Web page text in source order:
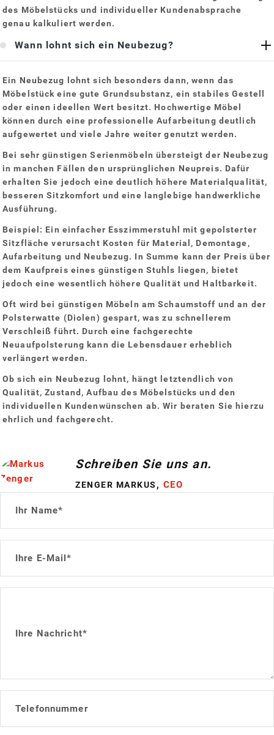
des Möbelstücks und individueller Kundenabsprache
genau kalkuliert werden.
Wann lohnt sich ein Neubezug?
Ein Neubezug lohnt sich besonders dann, wenn das
Möbelstück eine gute Grundsubstanz, ein stabiles Gestell
oder einen ideellen Wert besitzt. Hochwertige Möbel
können durch eine professionelle Aufarbeitung deutlich
aufgewertet und viele Jahre weiter genutzt werden.
Bei sehr günstigen Serienmöbeln übersteigt der Neubezug
in manchen Fällen den ursprünglichen Neupreis. Dafür
erhalten Sie jedoch eine deutlich höhere Materialqualität,
besseren Sitzkomfort und eine langlebige handwerkliche
Ausführung.
Beispiel: Ein einfacher Esszimmerstuhl mit gepolsterter
Sitzfläche verursacht Kosten für Material, Demontage,
Aufarbeitung und Neubezug. In Summe kann der Preis über
dem Kaufpreis eines günstigen Stuhls liegen, bietet
jedoch eine wesentlich höhere Qualität und Haltbarkeit.
Oft wird bei günstigen Möbeln am Schaumstoff und an der
Polsterwatte (Diolen) gespart, was zu schnellerem
Verschleiß führt. Durch eine fachgerechte
Neuaufpolsterung kann die Lebensdauer erheblich
verlängert werden.
Ob sich ein Neubezug lohnt, hängt letztendlich von
Qualität, Zustand, Aufbau des Möbelstücks und den
individuellen Kundenwünschen ab. Wir beraten Sie hierzu
ehrlich und fachgerecht.
Schreiben Sie uns an.
ZENGER MARKUS , CEO
Ihr Name*
Ihre E-Mail*
Ihre Nachricht*
Telefonnummer